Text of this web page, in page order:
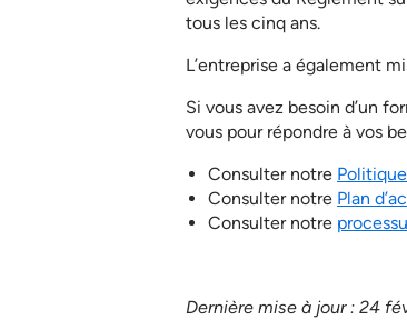
tous les cinq ans.
L’entreprise a également
Si vous avez besoin d’un
vous pour répondre à vos
Consulter notre
Consulter notre Plan
Consulter notre
Dernière mise à jour : 24